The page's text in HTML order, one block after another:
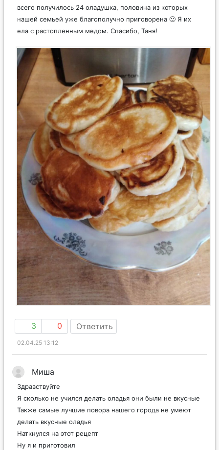
всего получилось 24 оладушка, половина из которых
нашей семьей уже благополучно приговорена 🙂 Я их
ела с растопленным медом. Спасибо, Таня!
3 0 Ответить
02.04.25 13:12
Миша
Здравствуйте
Я сколько не учился делать оладья они были не вкусные
Также самые лучшие повора нашего города не умеют
делать вкусные оладья
Наткнулся на этот рецепт
Ну я и приготовил